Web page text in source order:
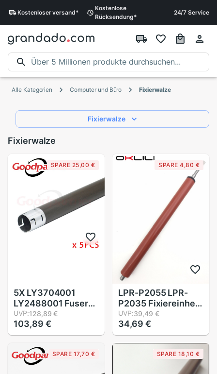
Kostenloserversand*
Kostenlose
Rücksendung*
24/7 Service
Alle Kategorien Computer und Büro Fixierwalze
Fixierwalze
Fixierwalze
SPARE 25,00 €
5X LY3704001
LY2488001 Fuser
Oberen Wärme
Rolle für Bruder
DCP 7055 7057
7060 HL 2130 2132
2220 2230 2240
2242 2250 2270
UVP:128,89 €
103,89 €
SPARE 4,80 €
LPR-P2055 LPR-
P2035 Fixiereinheit
Druckrolle Untere
Rolle für HP 2035
2055 P2035 P2055
Profi 400 M401
M425 M401dn
M401N M425dn
UVP:39,49 €
34,69 €
SPARE 17,70 € SPARE 18,10 €